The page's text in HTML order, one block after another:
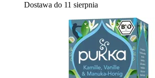
Dostawa do 11 sierpnia